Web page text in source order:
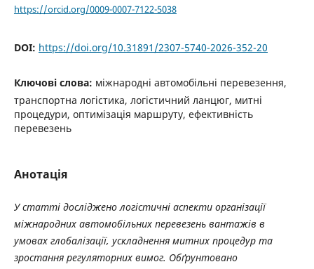
https://orcid.org/0009-0007-7122-5038
DOI: https://doi.org/10.31891/2307-5740-2026-352-20
Ключові слова: міжнародні автомобільні перевезення,
транспортна логістика, логістичний ланцюг, митні
процедури, оптимізація маршруту, ефективність
перевезень
Анотація
У статті досліджено логістичні аспекти організації
міжнародних автомобільних перевезень вантажів в
умовах глобалізації, ускладнення митних процедур та
зростання регуляторних вимог. Обґрунтовано